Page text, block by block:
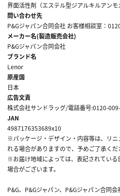
界面活性剤（エステル型ジアルキルアン
問い合わせ先
P&Gジャパン合同会社 お客様相談室：
メーカー名(製造販売会社)
P&Gジャパン合同会社
ブランド名
Lenor
原産国
日本
広告文責
株式会社サンドラッグ/電話番号:0120-
JAN
4987176353689x10
※パッケージ・デザイン・内容等は、リ
れる場合がありますので、予めご了承くだ
※お届け地域によっては、表記されている
場合がございます。
P&G、P&Gジャパン、P&Gジャパン合同